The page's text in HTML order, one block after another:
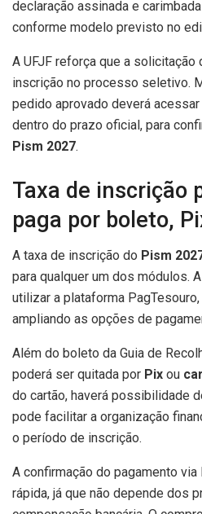
declaração assinada e
conforme modelo previsto no
A UFJF reforça que a
inscrição no processo seletivo.
pedido aprovado deverá
dentro do prazo oficial, para
Pism 2027.
Taxa de inscrição
paga por boleto,
A taxa de inscrição do Pism
para qualquer um dos módulos.
utilizar a plataforma
ampliando as opções de
Além do boleto da Guia de
poderá ser quitada por Pix ou
do cartão, haverá possibilidade
pode facilitar a organização
o período de inscrição.
A confirmação do pagamento
rápida, já que não depende dos